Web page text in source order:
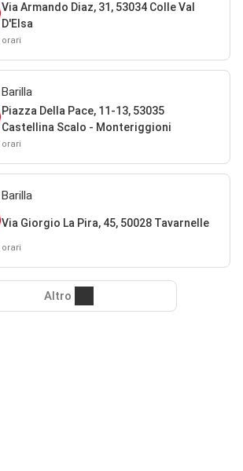
Via Armando Diaz, 31, 53034 Colle Val
D'Elsa
orari
Barilla
Piazza Della Pace, 11-13, 53035
Castellina Scalo - Monteriggioni
orari
Barilla
Via Giorgio La Pira, 45, 50028 Tavarnelle
orari
Altro